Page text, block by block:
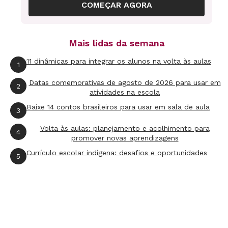
de educadores à casa dos alunos diminuiu
a evasão e melhorou a aprendizagem. Foto:
Gustavo Moura
Em lista
5/6
6 fotos
COMEÇAR AGORA
Mais lidas da semana
1 11 dinâmicas para integrar os alunos na volta às aulas
2
Datas comemorativas de agosto de 2026 para usar em
atividades na escola
3 Baixe 14 contos brasileiros para usar em sala de aula
4
Volta às aulas: planejamento e acolhimento para
promover novas aprendizagens
5 Currículo escolar indígena: desafios e oportunidades